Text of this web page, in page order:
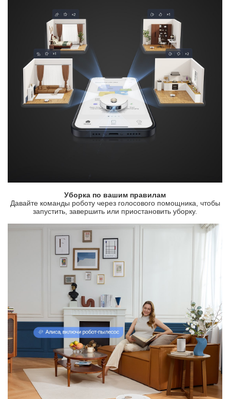
Уборка по вашим правилам
Давайте команды роботу через голосового помощника, чтобы
запустить, завершить или приостановить уборку.